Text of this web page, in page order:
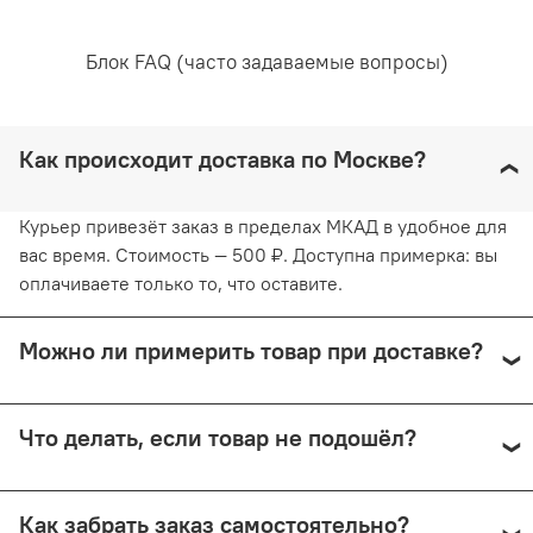
недопустимо и навредит ткани. Отжимайте белье
рекомендаций, вы продлите жизнь белью и сохраните
Блок FAQ (часто задаваемые вопросы)
Как происходит доставка по Москве?
Курьер привезёт заказ в пределах МКАД в удобное для
вас время. Стоимость — 500 ₽. Доступна примерка: вы
оплачиваете только то, что оставите.
Можно ли примерить товар при доставке?
СДЭК с примеркой. Первые 15 минут — бесплатно.
Что делать, если товар не подошёл?
Как забрать заказ самостоятельно?